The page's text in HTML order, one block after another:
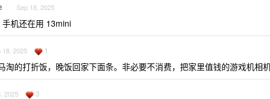
Sep 18, 2025
机还在用 13mini
18, 2025 1
淘的打折饭，晚饭回家下面条。非必要不消费，把家里值钱的游戏机相
2025 3